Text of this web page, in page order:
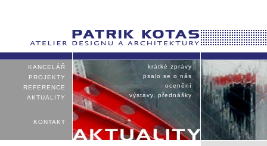
KANCELÁŘ
PROJEKTY
REFERENCE
AKTUALITY
KONTAKT
krátké zprávy
psalo se o nás
ocenění
výstavy, přednášky